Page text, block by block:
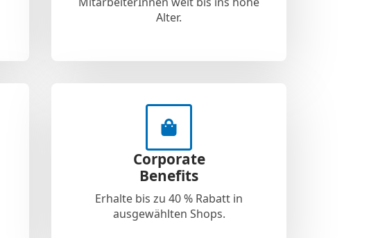
Alter.
Corporate
Benefits
Erhalte bis zu 40 % Rabatt in
ausgewählten Shops.